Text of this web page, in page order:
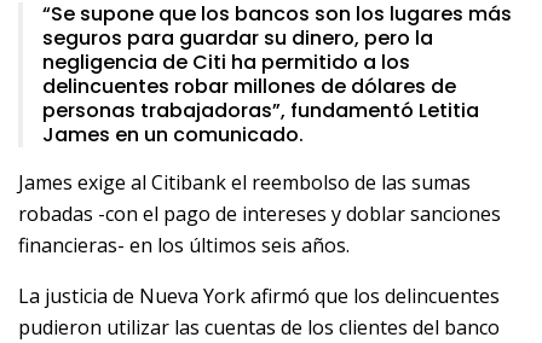
“Se supone que los bancos son los lugares más
seguros para guardar su dinero, pero la
negligencia de Citi ha permitido a los
delincuentes robar millones de dólares de
personas trabajadoras”, fundamentó Letitia
James en un comunicado.
James exige al Citibank el reembolso de las sumas
robadas -con el pago de intereses y doblar sanciones
financieras- en los últimos seis años.
La justicia de Nueva York afirmó que los delincuentes
pudieron utilizar las cuentas de los clientes del banco